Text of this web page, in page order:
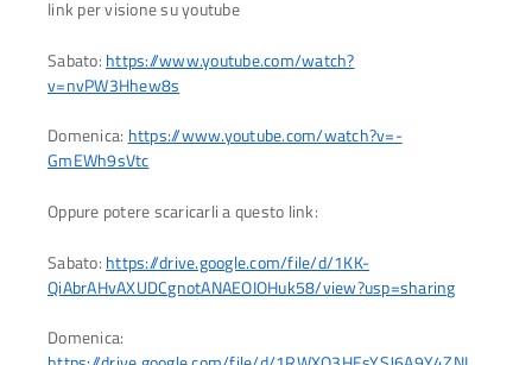
link per visione su youtube
Sabato: https://www.youtube.com/watch?
v=nvPW3Hhew8s
Domenica: https://www.youtube.com/watch?v=-
GmEWh9sVtc
Oppure potere scaricarli a questo link:
Sabato: https://drive.google.com/file/d/1KK-
QiAbrAHvAXUDCgnotANAEOIOHuk58/view?usp=sharing
Domenica: